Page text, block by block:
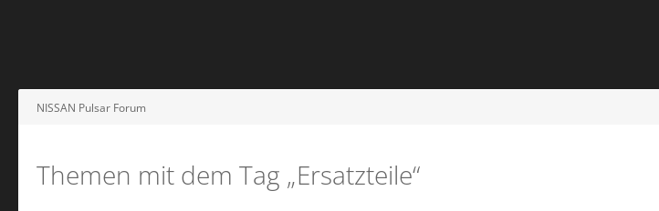
NISSAN Pulsar Forum
Themen mit dem Tag „Ersatzteile“